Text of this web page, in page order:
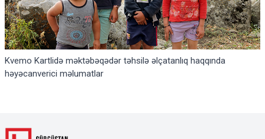
Kvemo Kartlidə məktəbəqədər təhsilə əlçatanlıq haqqında
həyəcanverici məlumatlar